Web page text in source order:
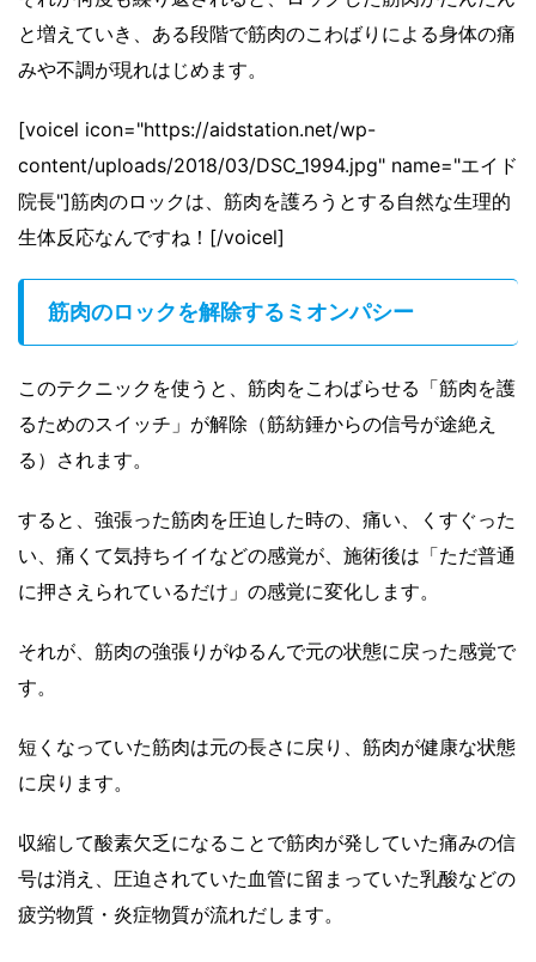
と増えていき、ある段階で筋肉のこわばりによる身体の痛
みや不調が現れはじめます。
[voicel icon="https://aidstation.net/wp-
content/uploads/2018/03/DSC_1994.jpg" name="エイド
院長"]筋肉のロックは、筋肉を護ろうとする自然な生理的
生体反応なんですね！[/voicel]
筋肉のロックを解除するミオンパシー
このテクニックを使うと、筋肉をこわばらせる「筋肉を護
るためのスイッチ」が解除（筋紡錘からの信号が途絶え
る）されます。
すると、強張った筋肉を圧迫した時の、痛い、くすぐった
い、痛くて気持ちイイなどの感覚が、施術後は「ただ普通
に押さえられているだけ」の感覚に変化します。
それが、筋肉の強張りがゆるんで元の状態に戻った感覚で
す。
短くなっていた筋肉は元の長さに戻り、筋肉が健康な状態
に戻ります。
収縮して酸素欠乏になることで筋肉が発していた痛みの信
号は消え、圧迫されていた血管に留まっていた乳酸などの
疲労物質・炎症物質が流れだします。